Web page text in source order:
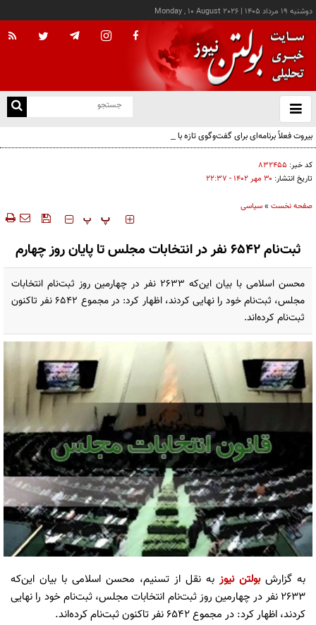
دوشنبه ۱۹ مرداد ۱۴۰۵ |
Monday , 10 August 2026
باز
و
بیروت فعلاً برنامه‌ای برای گفت‌وگوی تازه با تل‌آویو ندارد
کد خبر: ۸۳۲۴۵۵
تاریخ انتشار: ۳۰ مهر ۱۴۰۲ - ۲۲:۳۷
صفحه نخست »سیاسی
‍‍‍ پ پ
ثبت‌نام ۶۵۴۲ نفر در انتخابات مجلس تا پایان روز چهارم
محسن اسلامی با بیان این‌که 2633 نفر در چهارمین روز ثبت‌نام انتخابات
مجلس، ثبت‌نام خود را نهایی کردند، اظهار کرد: در مجموع 6542 نفر تاکنون
ثبت‌نام کرده‌اند.
به گزارشبولتن نیوز به نقل از تسنیم، محسن اسلامی با بیان این‌که
2633 نفر در چهارمین روز ثبت‌نام انتخابات مجلس، ثبت‌نام خود را نهایی
کردند، اظهار کرد: در مجموع 6542 نفر تاکنون ثبت‌نام کرده‌اند.